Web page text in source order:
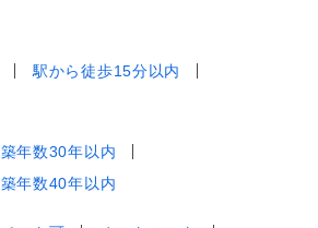
駅から徒歩15分以内
築年数30年以内
築年数40年以内